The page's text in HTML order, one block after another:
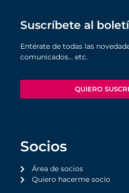
Suscríbete al
Entérate de todas las
comunicados… etc.
QUIERO
Socios
Área de socios
Quiero hacerme socio